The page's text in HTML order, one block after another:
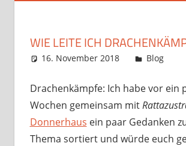
WIE LEITE ICH
16. November 2018 Frosty
Blog
Drachenkämpfe: Ich habe vor ein
Wochen gemeinsam mit
Donnerhaus ein paar Gedanken
Thema sortiert und würde euch